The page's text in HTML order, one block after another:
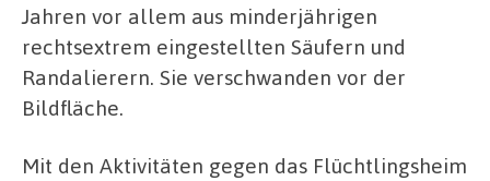
Jahren vor allem aus minderjährigen
rechtsextrem eingestellten Säufern und
Randalierern. Sie verschwanden vor der
Bildfläche.
Mit den Aktivitäten gegen das Flüchtlingsheim